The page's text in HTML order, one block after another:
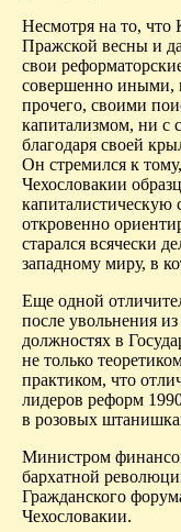
Несмотря на то, что
Пражской весны и
свои
совершенно иными,
прочего, своими
капитализмом, ни с
благодаря своей
Он стремился к
Чехословакии
капиталистическую
откровенно
старался всячески
западному миру, в
Еще одной
после увольнения
должностях в
не только
практиком, что
лидеров реформ
в розовых
Министром
бархатной
Граждан­ского
Чехословакии.